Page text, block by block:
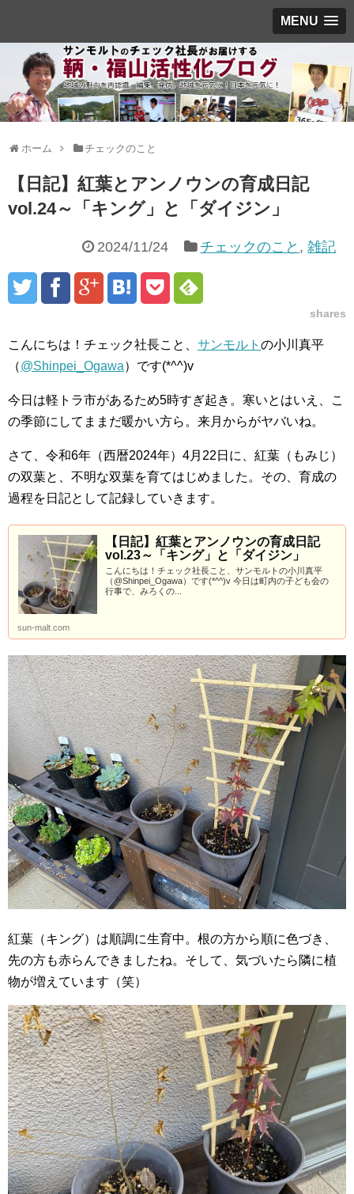
MENU
ホーム チェックのこと
【日記】紅葉とアンノウンの育成日記
vol.24～「キング」と「ダイジン」
2024/11/24 チェックのこと ,雑記
shares
こんにちは！チェック社長こと、 サンモルト の小川真平
（@Shinpei_Ogawa）です(*^^)v
今日は軽トラ市があるため5時すぎ起き。寒いとはいえ、こ
の季節にしてままだ暖かい方ら。来月からがヤバいね。
さて、令和6年（西暦2024年）4月22日に、紅葉（もみじ）
の双葉と、不明な双葉を育てはじめました。その、育成の
過程を日記として記録していきます。
【日記】紅葉とアンノウンの育成日記
vol.23～「キング」と「ダイジン」
こんにちは！チェック社長こと、サンモルトの小川真平
（@Shinpei_Ogawa）です(*^^)v 今日は町内の子ども会の
行事で、みろくの...
sun-malt.com
紅葉（キング）は順調に生育中。根の方から順に色づき、
先の方も赤らんできましたね。そして、気づいたら隣に植
物が増えています（笑）